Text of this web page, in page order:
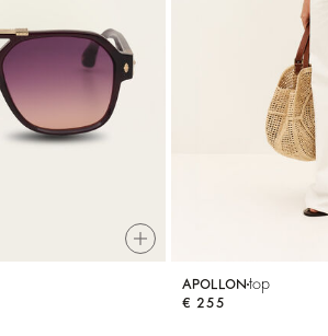
APOLLON top
€ 255